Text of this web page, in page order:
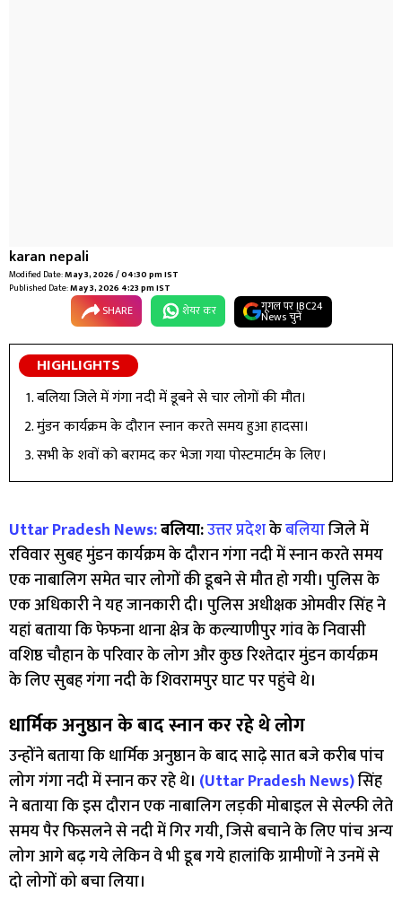
karan nepali
Modified Date:May 3, 2026 / 04:30 pm IST
Published Date:May 3, 2026 4:23 pm IST
SHARE शेयर कर गूगल पर IBC24
News चुनें
HIGHLIGHTS
बलिया जिले में गंगा नदी में डूबने से चार लोगों की मौत।
मुंडन कार्यक्रम के दौरान स्नान करते समय हुआ हादसा।
सभी के शवों को बरामद कर भेजा गया पोस्टमार्टम के लिए।
Uttar Pradesh News:बलिया:उत्तर प्रदेशकेबलियाजिले में
रविवार सुबह मुंडन कार्यक्रम के दौरान गंगा नदी में स्नान करते समय
एक नाबालिग समेत चार लोगों की डूबने से मौत हो गयी। पुलिस के
एक अधिकारी ने यह जानकारी दी। पुलिस अधीक्षक ओमवीर सिंह ने
यहां बताया कि फेफना थाना क्षेत्र के कल्याणीपुर गांव के निवासी
वशिष्ठ चौहान के परिवार के लोग और कुछ रिश्तेदार मुंडन कार्यक्रम
के लिए सुबह गंगा नदी के शिवरामपुर घाट पर पहुंचे थे।
धार्मिक अनुष्ठान के बाद स्नान कर रहे थे लोग
उन्होंने बताया कि धार्मिक अनुष्ठान के बाद साढ़े सात बजे करीब पांच
लोग गंगा नदी में स्नान कर रहे थे। (Uttar Pradesh News)सिंह
ने बताया कि इस दौरान एक नाबालिग लड़की मोबाइल से सेल्फी लेते
समय पैर फिसलने से नदी में गिर गयी, जिसे बचाने के लिए पांच अन्य
लोग आगे बढ़ गये लेकिन वे भी डूब गये हालांकि ग्रामीणों ने उनमें से
दो लोगों को बचा लिया।